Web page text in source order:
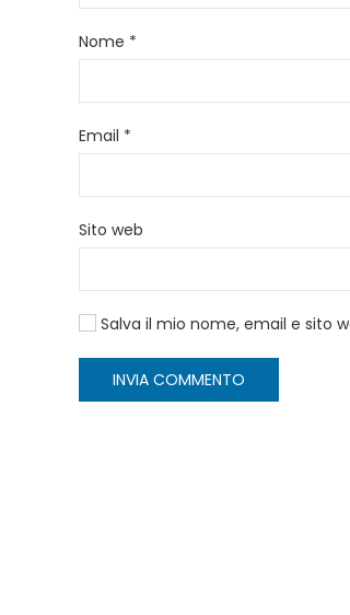
Nome *
Email *
Sito web
Salva il mio nome, email e sito
INVIA COMMENTO